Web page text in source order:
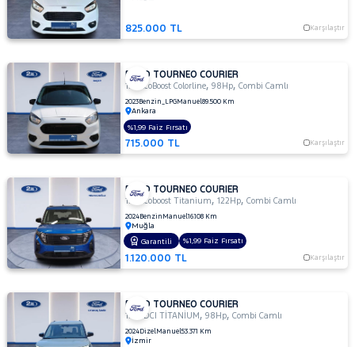
TDCI
BLACK
LINE
1.5
TDCI
DELUX
1.5
TDCI
DELUXE
1.5 TDCI
1.5 TDCI
TİTANİUM
1.5 TDCI
TİTANİUM
PLUS
1.5
TREND
1.5
825.000 TL Karşılaştır
FORD TOURNEO COURIER
1.0 EcoBoost Colorline,98Hp,Combi Camlı
2023Benzin_LPGManuel89.500 Km
Ankara
715.000 TL Karşılaştır
%1,99 Faiz Fırsatı
FORD TOURNEO COURIER
1.0 Ecoboost Titanium,122Hp,Combi Camlı
2024Benzin Manuel16.108 Km
Muğla
1.120.000 TL Karşılaştır
Garantili %1,99 Faiz Fırsatı
FORD TOURNEO COURIER
1.5 TDCI TİTANİUM ,98Hp,Combi Camlı
2024DizelManuel53.371 Km
İzmir